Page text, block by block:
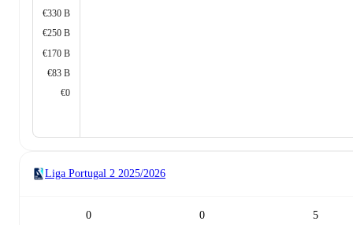
€330 B
€250 B
€170 B
€83 B
€0
Liga Portugal 2 2025/2026
0 0 5